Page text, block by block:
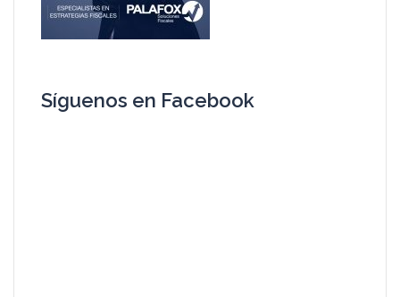
Síguenos en Facebook